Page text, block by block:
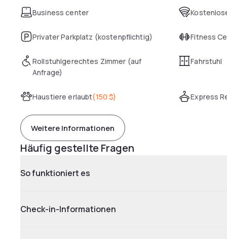
Business center
Privater Parkplatz (kostenpflichtig) Fitness
Rollstuhlgerechtes Zimmer (auf
Anfrage)
Fahrstuhl
Haustiere erlaubt(150 $) Express
Weitere Informationen
Häufig gestellte Fragen
So funktioniert es
Check-in-Informationen